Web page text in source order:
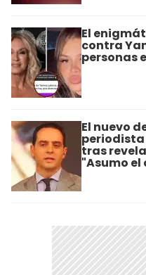
El
contra
personas
El nuevo
periodista
tras
"Asumo